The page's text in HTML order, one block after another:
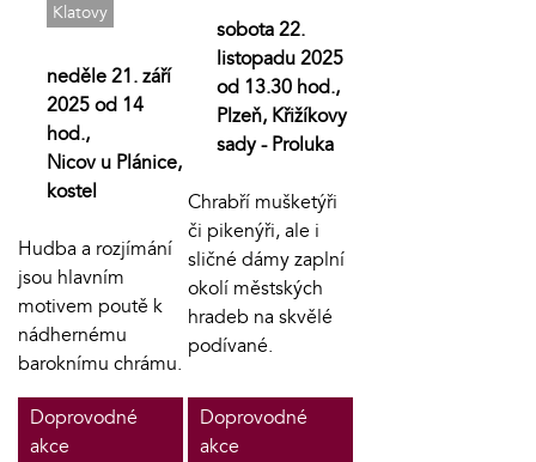
Klatovy
neděle 21. září
2025 od 14
hod.,
Nicov u Plánice,
kostel
Hudba a rozjímání
jsou hlavním
motivem poutě k
nádhernému
baroknímu chrámu.
sobota 22.
listopadu 2025
od 13.30 hod.,
Plzeň, Křižíkovy
sady - Proluka
Chrabří mušketýři
či pikenýři, ale i
sličné dámy zaplní
okolí městských
hradeb na skvělé
podívané.
Doprovodné
akce
Doprovodné
akce